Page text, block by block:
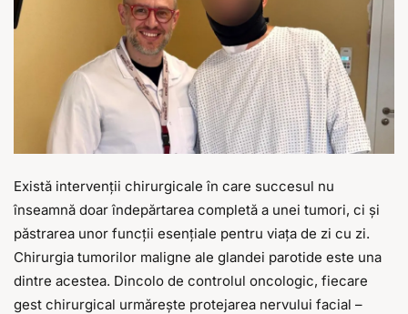
Există intervenții chirurgicale în care succesul nu
înseamnă doar îndepărtarea completă a unei tumori, ci și
păstrarea unor funcții esențiale pentru viața de zi cu zi.
Chirurgia tumorilor maligne ale glandei parotide este una
dintre acestea. Dincolo de controlul oncologic, fiecare
gest chirurgical urmărește protejarea nervului facial –